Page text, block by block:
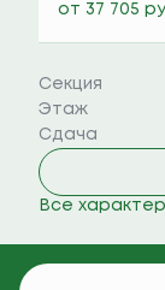
от 37 705
Секция
Этаж
Сдача
Все